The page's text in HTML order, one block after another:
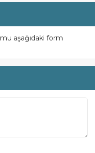
aşağıdaki form